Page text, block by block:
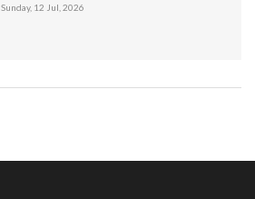
Sunday, 12 Jul, 2026